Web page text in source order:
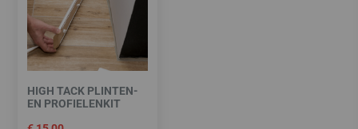
HIGH TACK PLINTEN-
EN PROFIELENKIT